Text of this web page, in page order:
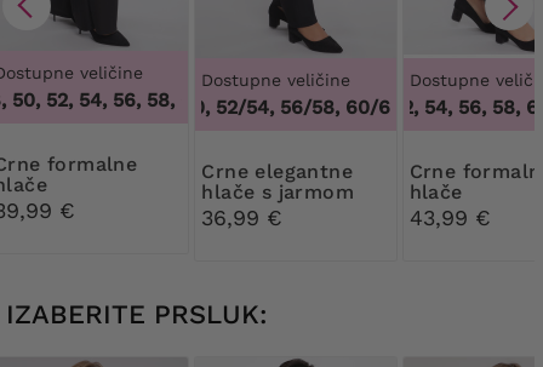
veličine
52, 54, 56, 58, 60, 62, 64, 46, 48, 50, 52, 54, 56, 58,
€
Dostupne veličine
48/50, 52/54, 56/58, 60/62, 48/50, 52/54,
Crne elegantne
hlače s jarmom
36,99 €
Dostupne
50, 52, 54, 56, 58,
Crne formalne
hlače
43,99 €
IZABERITE PRSLUK: